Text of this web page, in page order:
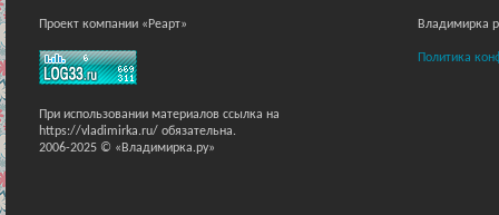
Проект компании «Реарт»
При использовании материалов ссылка на
https://vladimirka.ru/ обязательна.
2006-2025 © «Владимирка.ру»
Владимирка
Политика